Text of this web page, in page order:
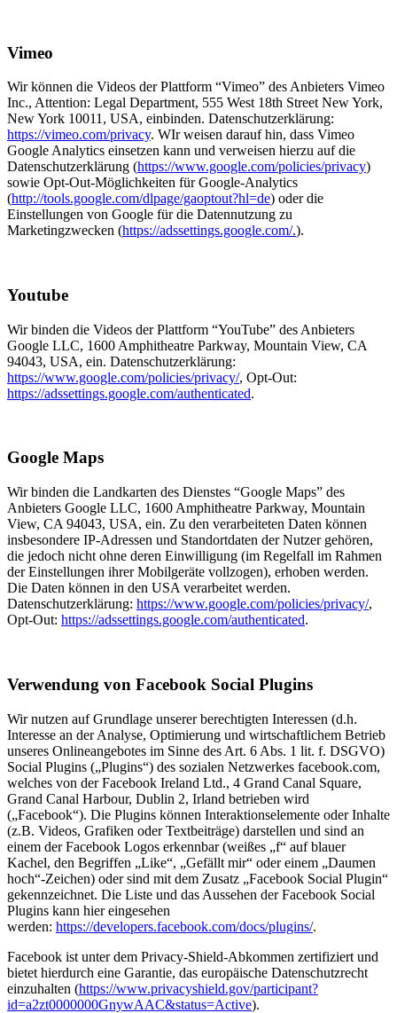
Vimeo
Wir können die Videos der Plattform “Vimeo” des Anbieters Vimeo
Inc., Attention: Legal Department, 555 West 18th Street New York,
New York 10011, USA, einbinden. Datenschutzerklärung:
https://vimeo.com/privacy. WIr weisen darauf hin, dass Vimeo
Google Analytics einsetzen kann und verweisen hierzu auf die
Datenschutzerklärung (https://www.google.com/policies/privacy)
sowie Opt-Out-Möglichkeiten für Google-Analytics
(http://tools.google.com/dlpage/gaoptout?hl=de) oder die
Einstellungen von Google für die Datennutzung zu
Marketingzwecken (https://adssettings.google.com/.).
Youtube
Wir binden die Videos der Plattform “YouTube” des Anbieters
Google LLC, 1600 Amphitheatre Parkway, Mountain View, CA
94043, USA, ein. Datenschutzerklärung:
https://www.google.com/policies/privacy/, Opt-Out:
https://adssettings.google.com/authenticated.
Google Maps
Wir binden die Landkarten des Dienstes “Google Maps” des
Anbieters Google LLC, 1600 Amphitheatre Parkway, Mountain
View, CA 94043, USA, ein. Zu den verarbeiteten Daten können
insbesondere IP-Adressen und Standortdaten der Nutzer gehören,
die jedoch nicht ohne deren Einwilligung (im Regelfall im Rahmen
der Einstellungen ihrer Mobilgeräte vollzogen), erhoben werden.
Die Daten können in den USA verarbeitet werden.
Datenschutzerklärung: https://www.google.com/policies/privacy/,
Opt-Out: https://adssettings.google.com/authenticated.
Verwendung von Facebook Social Plugins
Wir nutzen auf Grundlage unserer berechtigten Interessen (d.h.
Interesse an der Analyse, Optimierung und wirtschaftlichem Betrieb
unseres Onlineangebotes im Sinne des Art. 6 Abs. 1 lit. f. DSGVO)
Social Plugins („Plugins“) des sozialen Netzwerkes facebook.com,
welches von der Facebook Ireland Ltd., 4 Grand Canal Square,
Grand Canal Harbour, Dublin 2, Irland betrieben wird
(„Facebook“). Die Plugins können Interaktionselemente oder Inhalte
(z.B. Videos, Grafiken oder Textbeiträge) darstellen und sind an
einem der Facebook Logos erkennbar (weißes „f“ auf blauer
Kachel, den Begriffen „Like“, „Gefällt mir“ oder einem „Daumen
hoch“-Zeichen) oder sind mit dem Zusatz „Facebook Social Plugin“
gekennzeichnet. Die Liste und das Aussehen der Facebook Social
Plugins kann hier eingesehen
werden: https://developers.facebook.com/docs/plugins/.
Facebook ist unter dem Privacy-Shield-Abkommen zertifiziert und
bietet hierdurch eine Garantie, das europäische Datenschutzrecht
einzuhalten (https://www.privacyshield.gov/participant?
id=a2zt0000000GnywAAC&status=Active).